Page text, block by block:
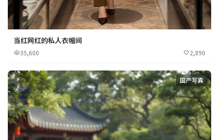
当红网红的私人衣帽间
35,600 2,890
国产写真